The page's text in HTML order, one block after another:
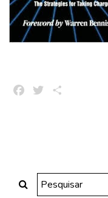
FacebookTwitter